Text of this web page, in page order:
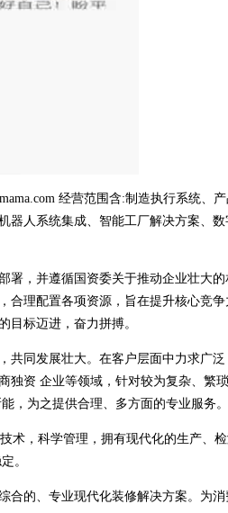
经营范围含:制造执行系统、
器人系统集成、智能工厂解决方案、
署，并遵循国资委关于推动企业壮大
合理配置各项资源，旨在提升核心竞
目标迈进，奋力拼搏。
共同发展壮大。在客户层面中力求广
独资 企业等领域，针对较为复杂、繁
，为之提供合理、多方面的专业服务。
术，科学管理，拥有现代化的生产、
。
合的、专业现代化装修解决方案。为消